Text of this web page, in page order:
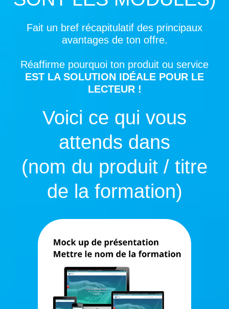
Fait un bref récapitulatif des principaux
avantages de ton offre.
Réaffirme pourquoi ton produit ou service
EST LA SOLUTION IDÉALE POUR LE
LECTEUR !
Voici ce qui vous
attends dans
(nom du produit / titre
de la formation)